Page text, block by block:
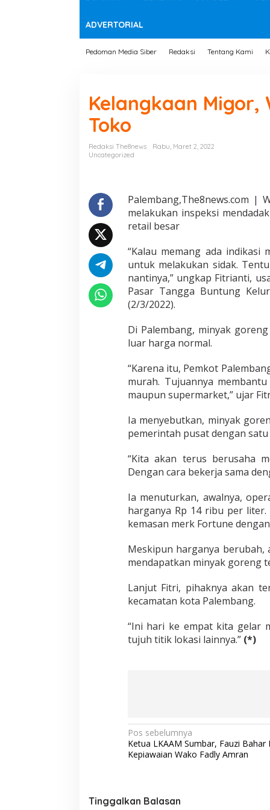
ADVERTORIAL
Pedoman Media Siber Redaksi Tentang Kami
Kelangkaan Migor,
Toko
Redaksi The8news
Rabu, Maret 2, 2022
Uncategorized
Palembang,The8news.com |
melakukan inspeksi
retail besar
“Kalau memang ada
untuk melakukan sidak.
nantinya,” ungkap Fitrianti,
Pasar Tangga Buntung
(2/3/2022).
Di Palembang, minyak
luar harga normal.
“Karena itu, Pemkot
murah. Tujuannya
maupun supermarket,” ujar
Ia menyebutkan, minyak
pemerintah pusat dengan
“Kita akan terus berusaha
Dengan cara bekerja sama
Ia menuturkan, awalnya,
harganya Rp 14 ribu per
kemasan merk Fortune
Meskipun harganya
mendapatkan minyak goreng
Lanjut Fitri, pihaknya akan
kecamatan kota Palembang.
“Ini hari ke empat kita gelar
tujuh titik lokasi lainnya.” (*)
N
a
g
Pos sebelumnya
Ketua LKAAM Sumbar, Fauzi Bahar
Kepiawaian Wako Fadly Amran
Tinggalkan Balasan